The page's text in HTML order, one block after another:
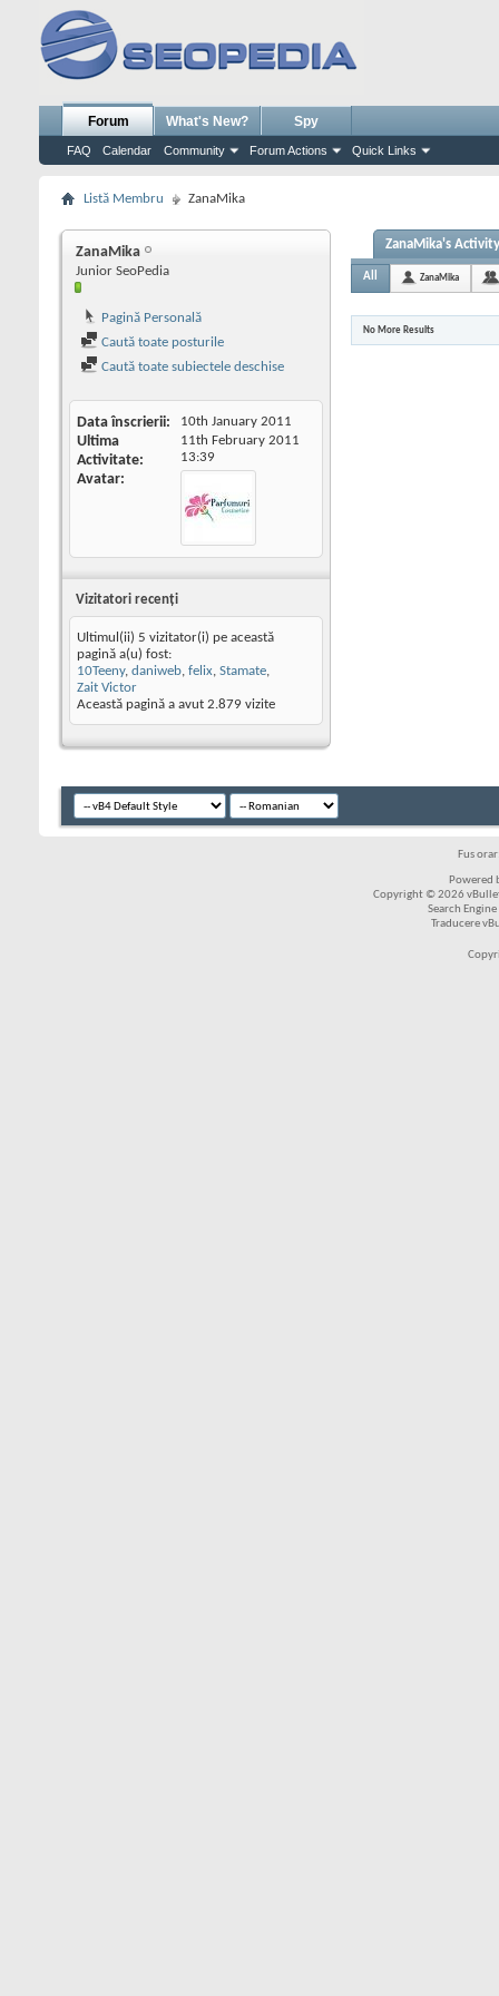
Forum
FAQ Calendar Community Forum Actions Quick Links
What's New? Spy
Listă Membru ZanaMika
ZanaMika
Junior SeoPedia
Pagină Personală
Caută toate posturile
Caută toate subiectele deschise
Data înscrierii 10th January 2011
Ultima
Activitate
11th February 2011
13:39
Avatar
Vizitatori recenţi
Ultimul(ii) 5 vizitator(i) pe această
pagină a(u) fost:
10Teeny, daniweb, felix, Stamate,
Zait Victor
Această pagină a avut 2.879 vizite
ZanaMika's Activity
All ZanaMika
No More Results
Fus
Powered
Copyright © 2026
Search
Traducere